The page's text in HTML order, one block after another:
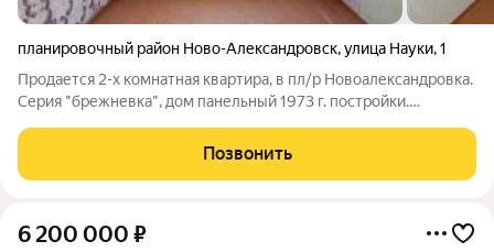
планировочный район Ново-Александровск,улица Науки,1
Продается 2-х комнатная квартира, в пл/р Новоалександровка.
Серия "брежневка", дом панельный 1973 г. постройки.
Комнаты раздельные, окна пластиковые восток-запад.
Санузел совмещенный,
Позвонить
6 200 000 ₽